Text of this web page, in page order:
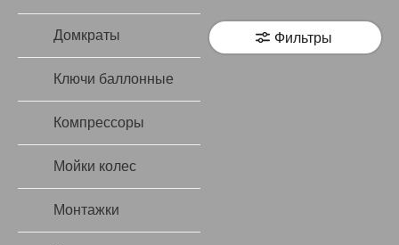
Домкраты
Ключи баллонные
Компрессоры
Мойки колес
Монтажки
Фильтры